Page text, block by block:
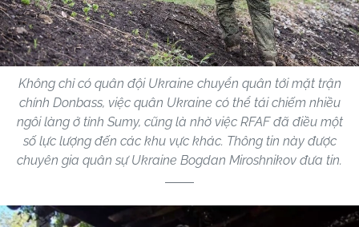
Không chỉ có quân đội Ukraine chuyển quân tới mặt trận
chính Donbass, việc quân Ukraine có thể tái chiếm nhiều
ngôi làng ở tỉnh Sumy, cũng là nhờ việc RFAF đã điều một
số lực lượng đến các khu vực khác. Thông tin này được
chuyên gia quân sự Ukraine Bogdan Miroshnikov đưa tin.